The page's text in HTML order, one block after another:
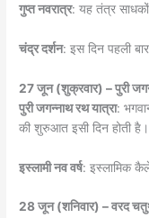
गुप्त नवरात्र: यह तंत्र
चंद्र दर्शन: इस दिन पहली
27 जून (शुक्रवार) – पुरी
पुरी जगन्नाथ रथ यात्रा:
की शुरुआत इसी दिन होती है।
इस्लामी नव वर्ष: इस्लामिक
28 जून (शनिवार) – वरद